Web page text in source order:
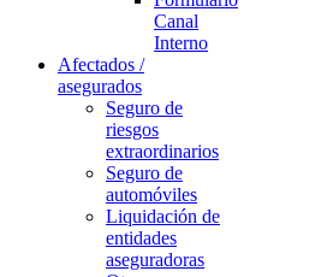
Canal
Interno
Afectados /
asegurados
Seguro de
riesgos
extraordinarios
Seguro de
automóviles
Liquidación de
entidades
aseguradoras